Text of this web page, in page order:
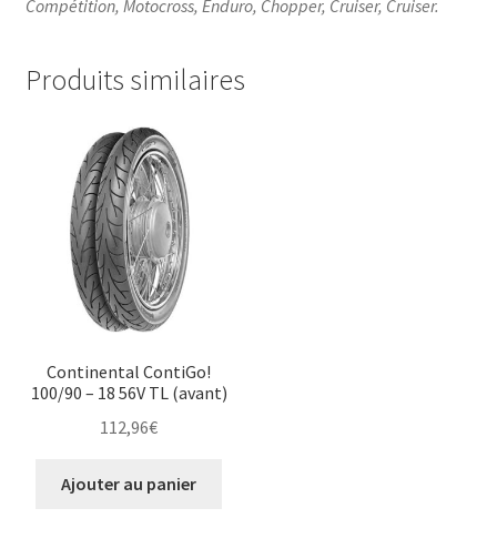
Compétition, Motocross, Enduro, Chopper, Cruiser, Cruiser.
Produits similaires
Continental ContiGo!
100/90 – 18 56V TL (avant)
112,96€
Ajouter au panier